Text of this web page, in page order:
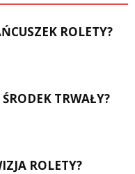
ROLETY?
TRWAŁY?
ROLETY?